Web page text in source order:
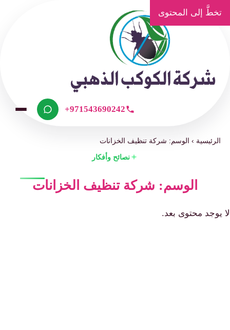
تخطَّ إلى المحتوى
+971543690242
الرئيسية ›الوسم: شركة تنظيف الخزانات
نصائح وأفكار
الوسم: شركة تنظيف الخزانات
لا يوجد محتوى بعد.